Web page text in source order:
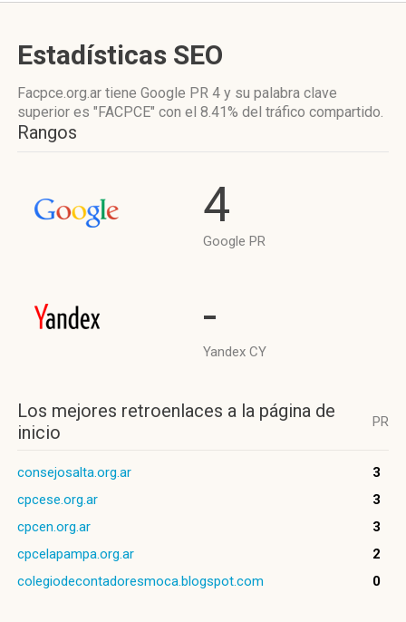
Estadísticas SEO
Facpce.org.ar tiene Google PR 4 y su palabra clave
superior es "FACPCE" con el 8.41% del tráfico compartido.
Rangos
4
Google PR
-
Yandex CY
Los mejores retroenlaces a la página de
inicio
PR
consejosalta.org.ar
3
cpcese.org.ar
3
cpcen.org.ar
3
cpcelapampa.org.ar
2
colegiodecontadoresmoca.blogspot.com
0